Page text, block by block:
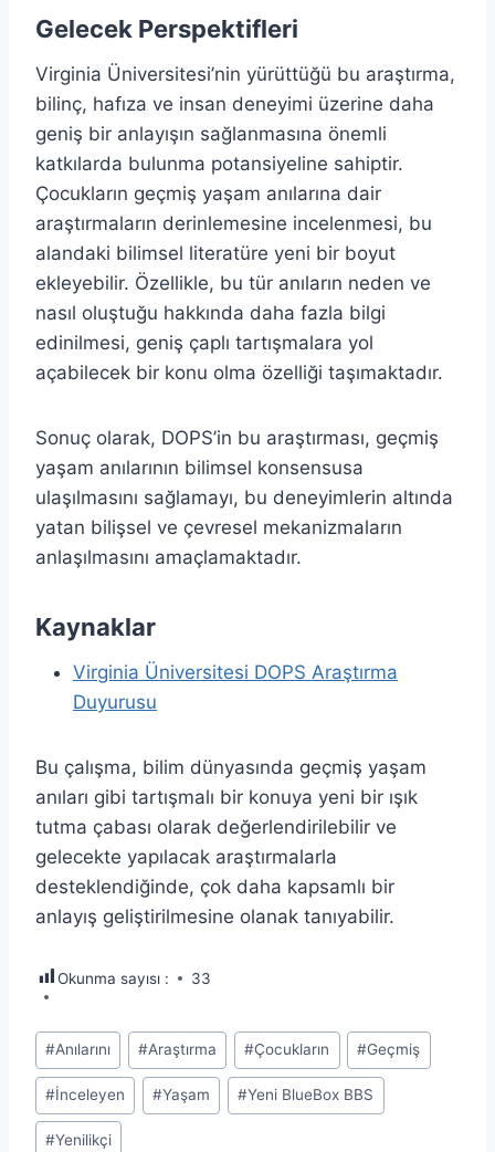
Gelecek Perspektifleri
Virginia Üniversitesi’nin yürüttüğü bu araştırma,
bilinç, hafıza ve insan deneyimi üzerine daha
geniş bir anlayışın sağlanmasına önemli
katkılarda bulunma potansiyeline sahiptir.
Çocukların geçmiş yaşam anılarına dair
araştırmaların derinlemesine incelenmesi, bu
alandaki bilimsel literatüre yeni bir boyut
ekleyebilir. Özellikle, bu tür anıların neden ve
nasıl oluştuğu hakkında daha fazla bilgi
edinilmesi, geniş çaplı tartışmalara yol
açabilecek bir konu olma özelliği taşımaktadır.
Sonuç olarak, DOPS’in bu araştırması, geçmiş
yaşam anılarının bilimsel konsensusa
ulaşılmasını sağlamayı, bu deneyimlerin altında
yatan bilişsel ve çevresel mekanizmaların
anlaşılmasını amaçlamaktadır.
Kaynaklar
Virginia Üniversitesi DOPS Araştırma
Duyurusu
Bu çalışma, bilim dünyasında geçmiş yaşam
anıları gibi tartışmalı bir konuya yeni bir ışık
tutma çabası olarak değerlendirilebilir ve
gelecekte yapılacak araştırmalarla
desteklendiğinde, çok daha kapsamlı bir
anlayış geliştirilmesine olanak tanıyabilir.
Okunma sayısı : 33
Post
Tags:
#Anılarını #Araştırma #Çocukların #Geçmiş
#İnceleyen #Yaşam #Yeni BlueBox BBS
#Yenilikçi